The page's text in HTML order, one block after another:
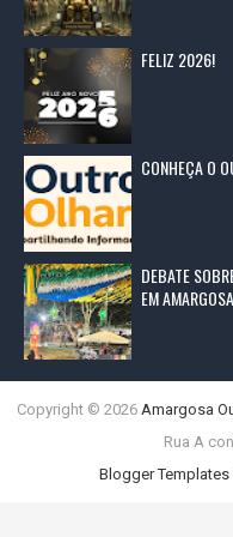
FELIZ 2026!
CONHEÇA O
DEBATE
EM AMARGOSA
Copyright © 2026 Amargosa
Rua A
Blogger Templates